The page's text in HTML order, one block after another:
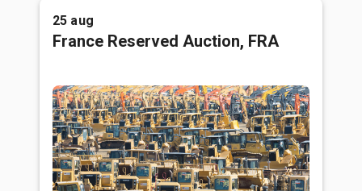
25 aug
France Reserved Auction, FRA